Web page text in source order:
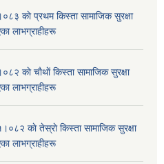
काे प्रथम किस्ता सामाजिक सुरक्षा
लाभग्राहीहरू
काे चाैथाें किस्ता सामाजिक सुरक्षा
लाभग्राहीहरू
काे तेस्राे किस्ता सामाजिक सुरक्षा
लाभग्राहीहरू